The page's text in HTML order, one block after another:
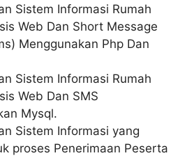
Sistem Informasi Rumah
Web Dan Short Message
Menggunakan Php Dan
Sistem Informasi Rumah
Web Dan SMS
Mysql.
Sistem Informasi yang
proses Penerimaan Peserta